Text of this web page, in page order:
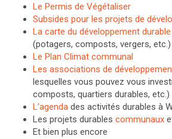
Le Permis de Végétaliser
Subsides pour les projets de
La carte du développement
(potagers, composts, vergers, etc.)
Le Plan Climat communal
Les associations de
lesquelles vous pouvez vous
composts, quartiers durables, etc.)
L’agenda des activités durables à
Les projets durables communaux
Et bien plus encore